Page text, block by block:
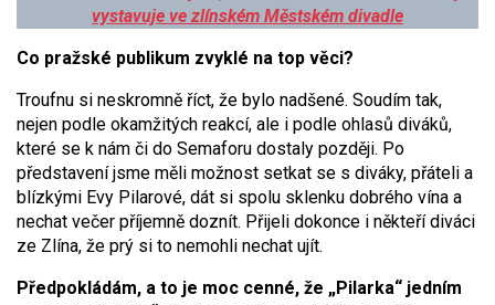
vystavuje ve zlínském Městském divadle
Co pražské publikum zvyklé na top věci?
Troufnu si neskromně říct, že bylo nadšené. Soudím tak,
nejen podle okamžitých reakcí, ale i podle ohlasů diváků,
které se k nám či do Semaforu dostaly později. Po
představení jsme měli možnost setkat se s diváky, přáteli a
blízkými Evy Pilarové, dát si spolu sklenku dobrého vína a
nechat večer příjemně doznít. Přijeli dokonce i někteří diváci
ze Zlína, že prý si to nemohli nechat ujít.
Předpokládám, a to je moc cenné, že „Pilarka“ jedním